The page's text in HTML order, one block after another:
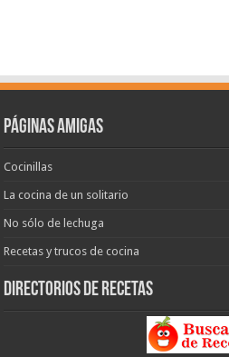
Páginas amigas
Cocinillas
La cocina de un solitario
No sólo de lechuga
Recetas y trucos de cocina
Directorios de recetas